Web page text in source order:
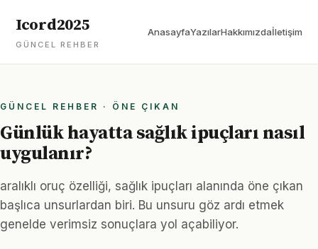
Icord2025
GÜNCEL REHBER
AnasayfaYazılarHakkımızdaİletişim
GÜNCEL REHBER · ÖNE ÇIKAN
Günlük hayatta sağlık ipuçları nasıl
uygulanır?
aralıklı oruç özelliği, sağlık ipuçları alanında öne çıkan
başlıca unsurlardan biri. Bu unsuru göz ardı etmek
genelde verimsiz sonuçlara yol açabiliyor.